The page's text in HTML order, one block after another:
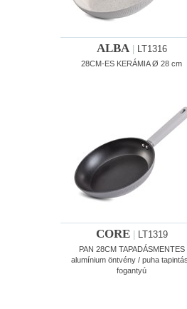
ALBA| LT1316
28CM-ES KERÁMIA Ø 28 cm
CORE| LT1319
PAN 28CM TAPADÁSMENTES
alumínium öntvény / puha
fogantyú